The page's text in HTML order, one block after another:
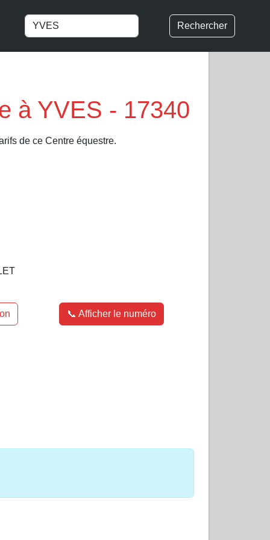
Rechercher
à YVES - 17340
de ce Centre équestre.
📞 Afficher le numéro